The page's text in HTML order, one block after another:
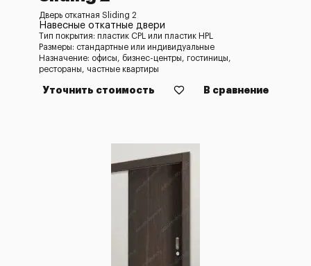
Дверь откатная Sliding 2
Навесные откатные двери
Тип покрытия: пластик CPL или пластик HPL
Размеры: стандартные или индивидуальные
Назначение: офисы, бизнес-центры, гостиницы,
рестораны, частные квартиры
Уточнить стоимость В сравнение